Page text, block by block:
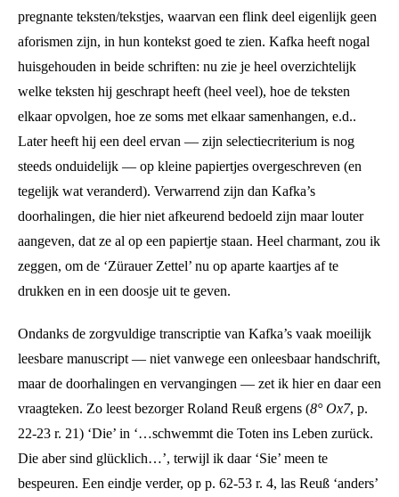
pregnante teksten/tekstjes, waarvan een flink deel eigenlijk geen
aforismen zijn, in hun kontekst goed te zien. Kafka heeft nogal
huisgehouden in beide schriften: nu zie je heel overzichtelijk
welke teksten hij geschrapt heeft (heel veel), hoe de teksten
elkaar opvolgen, hoe ze soms met elkaar samenhangen, e.d..
Later heeft hij een deel ervan — zijn selectiecriterium is nog
steeds onduidelijk — op kleine papiertjes overgeschreven (en
tegelijk wat veranderd). Verwarrend zijn dan Kafka’s
doorhalingen, die hier niet afkeurend bedoeld zijn maar louter
aangeven, dat ze al op een papiertje staan. Heel charmant, zou ik
zeggen, om de ‘Zürauer Zettel’ nu op aparte kaartjes af te
drukken en in een doosje uit te geven.
Ondanks de zorgvuldige transcriptie van Kafka’s vaak moeilijk
leesbare manuscript — niet vanwege een onleesbaar handschrift,
maar de doorhalingen en vervangingen — zet ik hier en daar een
vraagteken. Zo leest bezorger Roland Reuß ergens (8° Ox7, p.
22-23 r. 21) ‘Die’ in ‘…schwemmt die Toten ins Leben zurück.
Die aber sind glücklich…’, terwijl ik daar ‘Sie’ meen te
bespeuren. Een eindje verder, op p. 62-53 r. 4, las Reuß ‘anders’